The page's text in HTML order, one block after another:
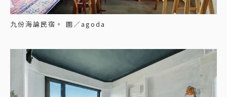
九份海論民宿。 圖／agoda